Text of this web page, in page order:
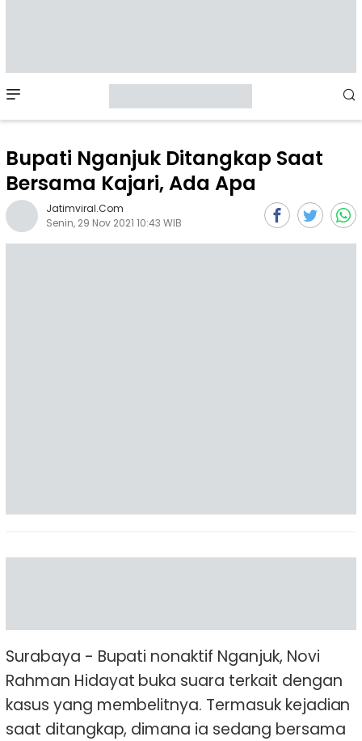
Menu
Bupati Nganjuk Ditangkap Saat
Bersama Kajari, Ada Apa
Jatimviral.com
Senin, 29 Nov 2021 10:43 WIB
Surabaya - Bupati nonaktif Nganjuk, Novi
Rahman Hidayat buka suara terkait dengan
kasus yang membelitnya. Termasuk kejadian
saat ditangkap, dimana ia sedang bersama